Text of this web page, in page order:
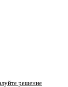
решение